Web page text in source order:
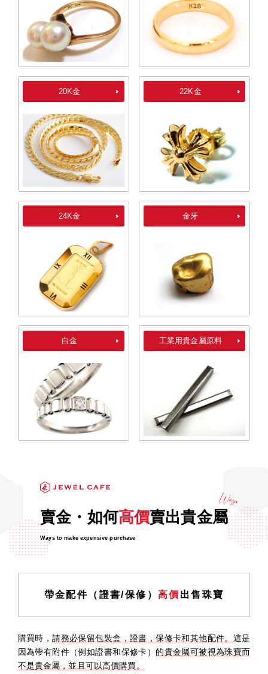
20K金 22K金
24K金 金牙
白金 工業用貴金屬原料
賣金・如何高價賣出貴金屬
Ways to make expensive purchase
帶金配件（證書/保修） 高價 出售珠寶
購買時，請務必保留包裝盒，證書，保修卡和其他配件。 這是
因為帶有附件（例如證書和保修卡） 的貴金屬可被視為珠寶而
不是貴金屬，並且可以高價購買。